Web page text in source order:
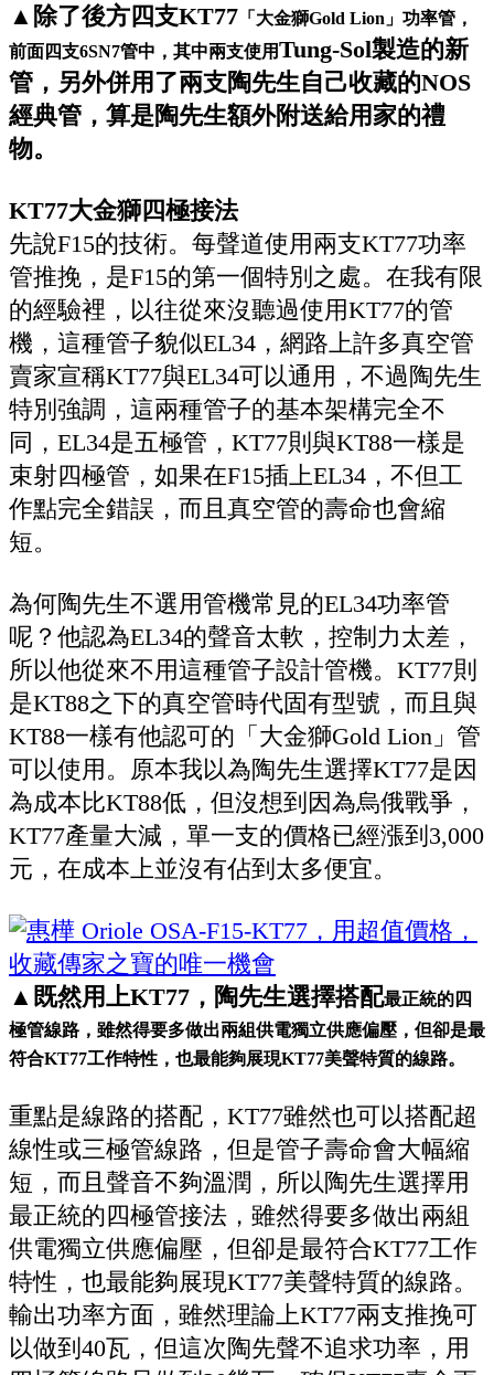
▲除了後方四支KT77 「大金獅Gold Lion」功率管，
前面四支6SN7管中，其中兩支使用Tung-Sol製造的新
管，另外併用了兩支陶先生自己收藏的NOS
經典管，算是陶先生額外附送給用家的禮
物。
KT77大金獅四極接法
先說F15的技術。每聲道使用兩支KT77功率
管推挽，是F15的第一個特別之處。在我有限
的經驗裡，以往從來沒聽過使用KT77的管
機，這種管子貌似EL34，網路上許多真空管
賣家宣稱KT77與EL34可以通用，不過陶先生
特別強調，這兩種管子的基本架構完全不
同，EL34是五極管，KT77則與KT88一樣是
束射四極管，如果在F15插上EL34，不但工
作點完全錯誤，而且真空管的壽命也會縮
短。
為何陶先生不選用管機常見的EL34功率管
呢？他認為EL34的聲音太軟，控制力太差，
所以他從來不用這種管子設計管機。KT77則
是KT88之下的真空管時代固有型號，而且與
KT88一樣有他認可的「大金獅Gold Lion」管
可以使用。原本我以為陶先生選擇KT77是因
為成本比KT88低，但沒想到因為烏俄戰爭，
KT77產量大減，單一支的價格已經漲到3,000
元，在成本上並沒有佔到太多便宜。
▲既然用上KT77，陶先生選擇搭配最正統的四
極管線路，雖然得要多做出兩組供電獨立供應偏壓，但卻是最
符合KT77工作特性，也最能夠展現KT77美聲特質的線路。
重點是線路的搭配，KT77雖然也可以搭配超
線性或三極管線路，但是管子壽命會大幅縮
短，而且聲音不夠溫潤，所以陶先生選擇用
最正統的四極管接法，雖然得要多做出兩組
供電獨立供應偏壓，但卻是最符合KT77工作
特性，也最能夠展現KT77美聲特質的線路。
輸出功率方面，雖然理論上KT77兩支推挽可
以做到40瓦，但這次陶先聲不追求功率，用